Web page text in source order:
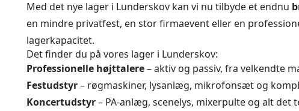
Med det nye lager i Lunderskov kan vi nu tilbyde et endnu
en mindre privatfest, en stor firmaevent eller en
lagerkapacitet.
Det finder du på vores lager i Lunderskov:
Professionelle højttalere– aktiv og passiv, fra velkendte
Festudstyr– røgmaskiner, lysanlæg, mikrofonsæt og
Koncertudstyr– PA-anlæg, scenelys, mixerpulte og alt